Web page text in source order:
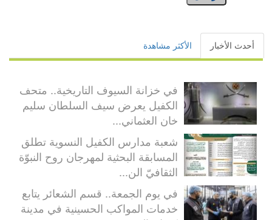
أحدث الأخبار الأكثر مشاهدة
في خزانة السيوف التاريخية.. متحف
الكفيل يعرض سيف السلطان سليم
خان العثماني...
شعبة مدارس الكفيل النسوية تطلق
المسابقة البحثية لمهرجان روح النبوّة
الثقافيّ الن...
في يوم الجمعة.. قسم الشعائر يتابع
خدمات المواكب الحسينية في مدينة